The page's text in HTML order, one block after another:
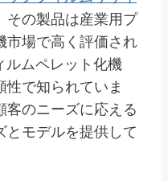
その製品は産業用プ
市場で高く評価され
ムペレット化機
で知られていま
のニーズに応える
とモデルを提供して